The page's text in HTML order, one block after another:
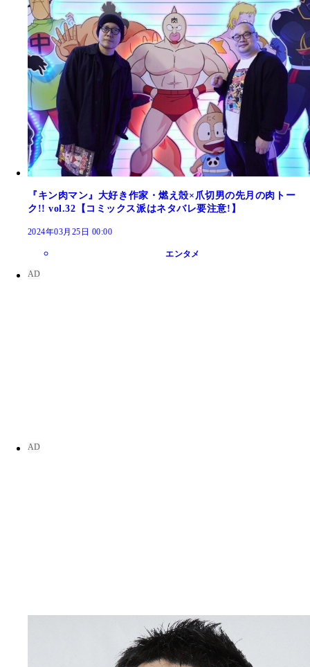
『キン肉マン』大好き作家・燃え殻×爪切男の先月の肉トー
ク!! vol.32【コミックス派はネタバレ要注意!】
2024年03月25日 00:00
エンタメ